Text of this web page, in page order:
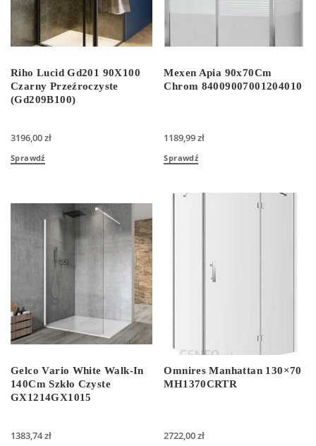
Riho Lucid Gd201 90X100
Czarny Przeźroczyste
(Gd209B100)
3196,00zł
Sprawdź
Mexen Apia 90x70Cm
Chrom 84009007001204010
1189,99zł
Sprawdź
Gelco Vario White Walk-In
140Cm Szkło Czyste
GX1214GX1015
1383,74zł
Omnires Manhattan 130×70
MH1370CRTR
2722,00zł